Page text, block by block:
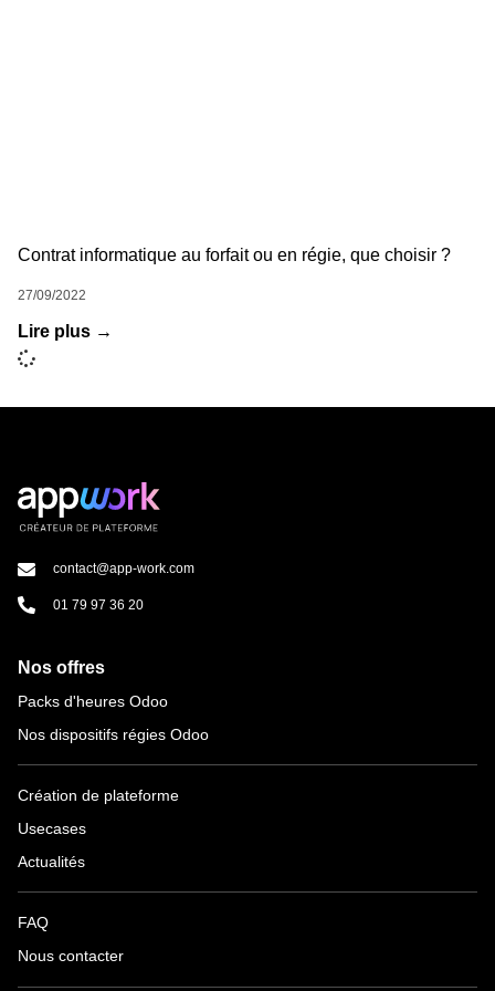
Contrat informatique au forfait ou en régie, que choisir ?
27/09/2022
Lire plus →
contact@app-work.com
01 79 97 36 20
Nos offres
Packs d'heures Odoo
Nos dispositifs régies Odoo
Création de plateforme
Usecases
Actualités
FAQ
Nous contacter